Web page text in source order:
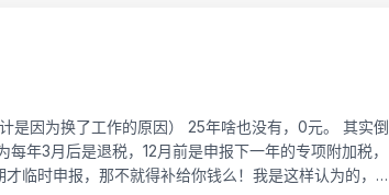
是因为换了工作的原因） 25年啥也没有，0元。 其实倒
年3月后是退税，12月前是申报下一年的专项附加税，
临时申报，那不就得补给你钱么！我是这样认为的，哈